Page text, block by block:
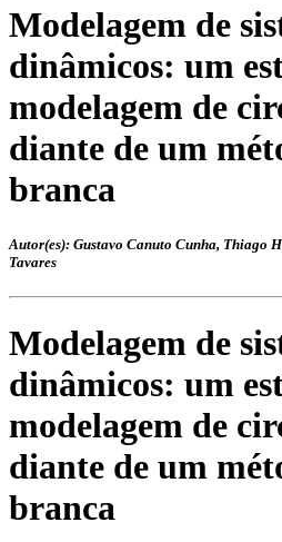
Modelagem de
dinâmicos: um
modelagem de
diante de um
branca
Autor(es): Gustavo Canuto Cunha, Thiago
Tavares
Modelagem de
dinâmicos: um
modelagem de
diante de um
branca